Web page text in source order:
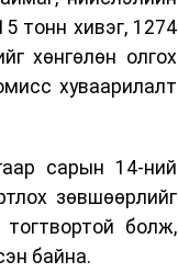
тонн хивэг, 1274
хөнгөлөн олгох
хуваарилалт
сарын 14-ний
зөвшөөрлийг
болж,
байна.